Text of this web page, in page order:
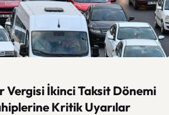
Vergisi İkinci Taksit Dönemi
Kritik Uyarılar